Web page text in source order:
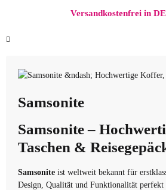
Versandkostenfrei in
Samsonite
Samsonite –
Taschen &
Samsonite ist weltweit bekannt für
Design, Qualität und Funktionalität perfekt